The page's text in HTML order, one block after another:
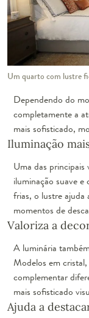
Um quarto com lustre
Dependendo do
completamente a
mais sofisticado,
Iluminação
Uma das
iluminação suave
frias, o lustre ajuda
momentos de
Valoriza a
A luminária
Modelos em
complementar
mais sofisticado
Ajuda a